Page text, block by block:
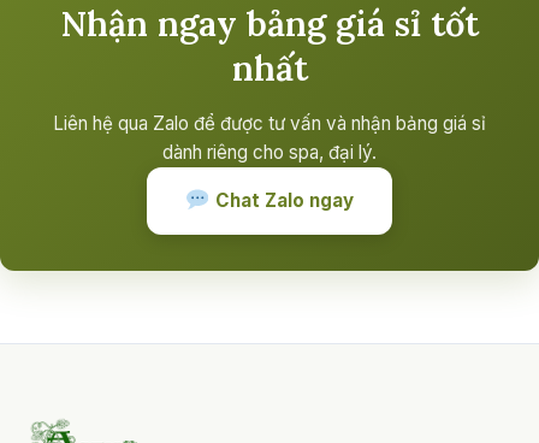
Nhận ngay bảng giá sỉ tốt
nhất
Liên hệ qua Zalo để được tư vấn và nhận bảng giá sỉ
dành riêng cho spa, đại lý.
Chat Zalo ngay